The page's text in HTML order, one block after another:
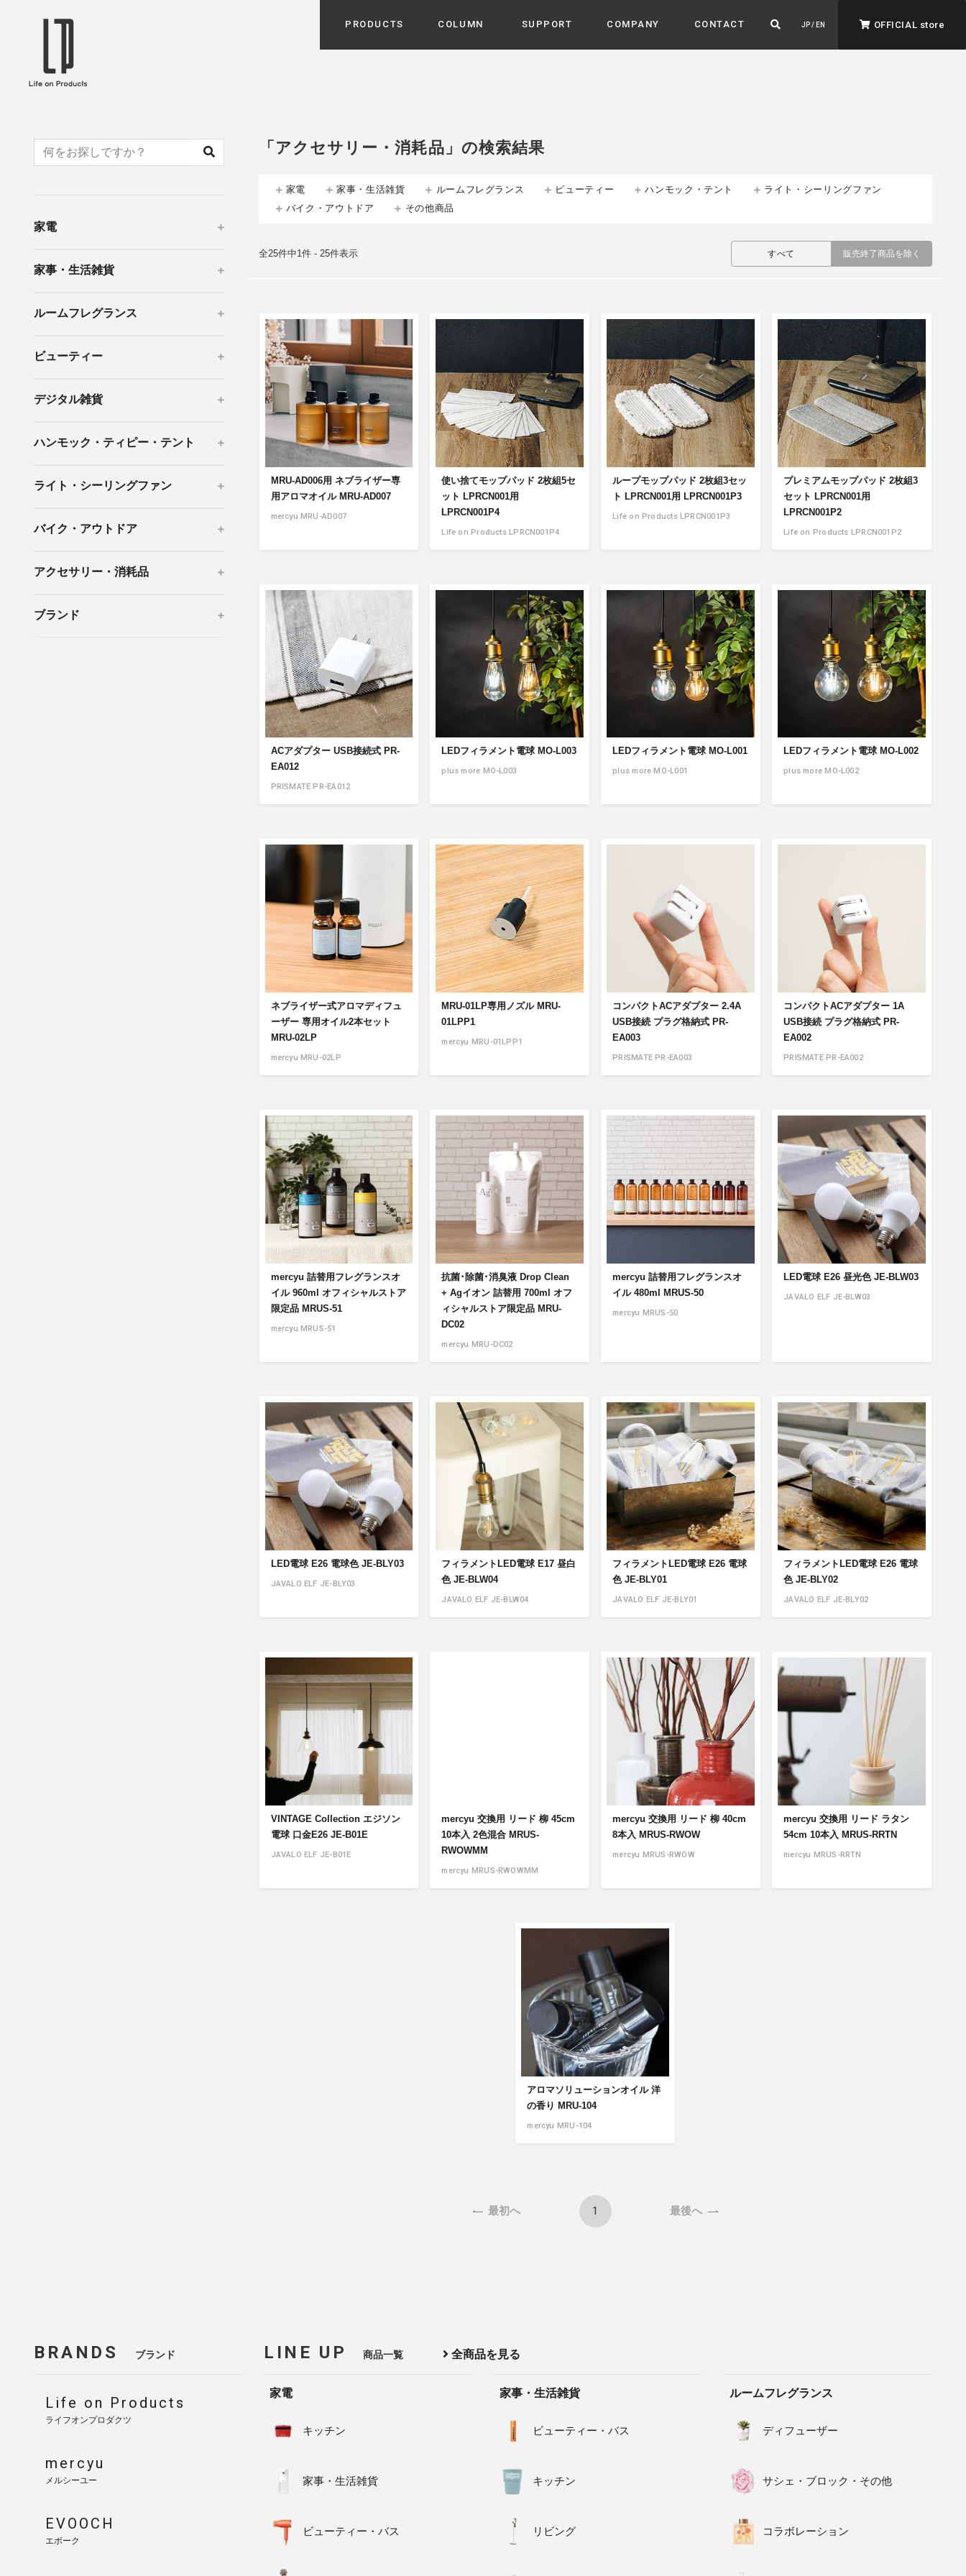
PRODUCTS
EVOOCH RERUU
テリー / アダプター etc
plus more
キッチン家電 / 加湿器 / ハンディファ
Sifflus
陶器エコ加湿器 etc 美顔器 / 多機能ブラシ / ドライヤー
ビューティー
バイク・アウトドア
アクセサリー・消耗品
ブランド
商品情報TOPへ
全商品一覧を見る
COLUMN SUPPORT COMPANY
Life on Productsについて
MESSAGE
SDGs
SDGsへの取り組み
CONTACT JP / EN OFFICIAL store
「アクセサリー・消耗品」の検索結果
家電 家事・生活雑貨 ルームフレグランス ビューティー ハンモック・テント
ライト・シーリングファン
バイク・アウトドア
その他商品
すべて 販売終了商品を除く
全25件中1件 - 25件表示
MRU-AD006用 ネブライザー専
用アロマオイル MRU-AD007
mercyu MRU-AD007
使い捨てモップパッド 2枚組5セ
ット LPRCN001用
LPRCN001P4
Life on Products LPRCN001P4
ループモップパッド 2枚組3セッ
ト LPRCN001用 LPRCN001P3
Life on Products LPRCN001P3
プレミアムモップパッド 2枚組3
セット LPRCN001用
LPRCN001P2
Life on Products LPRCN001P2
ACアダプター USB接続式 PR-
EA012
PRISMATE PR-EA012
LEDフィラメント電球 MO-L003
plus more MO-L003
LEDフィラメント電球 MO-L001
plus more MO-L001
LEDフィラメント電球 MO-L002
plus more MO-L002
ネブライザー式アロマディフュ
ーザー 専用オイル2本セット
MRU-02LP
mercyu MRU-02LP
MRU-01LP専用ノズル MRU-
01LPP1
mercyu MRU-01LPP1
コンパクトACアダプター 2.4A
USB接続 プラグ格納式 PR-
EA003
PRISMATE PR-EA003
コンパクトACアダプター 1A
USB接続 プラグ格納式 PR-
EA002
PRISMATE PR-EA002
mercyu 詰替用フレグランスオ
イル 960ml オフィシャルストア
限定品 MRUS-51
mercyu MRUS-51
抗菌･除菌･消臭液 Drop Clean
+ Agイオン 詰替用 700ml オフ
ィシャルストア限定品 MRU-
DC02
mercyu MRU-DC02
mercyu 詰替用フレグランスオ
イル 480ml MRUS-50
mercyu MRUS-50
LED電球 E26 昼光色 JE-BLW03
JAVALO ELF JE-BLW03
LED電球 E26 電球色 JE-BLY03
JAVALO ELF JE-BLY03
フィラメントLED電球 E17 昼白
色 JE-BLW04
JAVALO ELF JE-BLW04
フィラメントLED電球 E26 電球
色 JE-BLY01
JAVALO ELF JE-BLY01
フィラメントLED電球 E26 電球
色 JE-BLY02
JAVALO ELF JE-BLY02
VINTAGE Collection エジソン
電球 口金E26 JE-B01E
JAVALO ELF JE-B01E
mercyu 交換用 リード 柳 45cm
10本入 2色混合 MRUS-
RWOWMM
mercyu MRUS-RWOWMM
mercyu 交換用 リード 柳 40cm
8本入 MRUS-RWOW
mercyu MRUS-RWOW
mercyu 交換用 リード ラタン
54cm 10本入 MRUS-RRTN
mercyu MRUS-RRTN
アロマソリューションオイル 洋
の香り MRU-104
mercyu MRU-104
最初へ 1 最後へ
家電
家事・生活雑貨
ルームフレグランス
ビューティー
デジタル雑貨
ハンモック・ティピー・テント
ライト・シーリングファン
バイク・アウトドア
アクセサリー・消耗品
ブランド
BRANDS ブランド
Life on Products
ライフオンプロダクツ
mercyu
メルシーユー
EVOOCH
エボーク
LINE UP 商品一覧 全商品を見る
家電
キッチン
家事・生活雑貨
ビューティー・バス
家事・生活雑貨
ビューティー・バス
キッチン
リビング
ルームフレグランス
ディフューザー
サシェ・ブロック・その他
コラボレーション